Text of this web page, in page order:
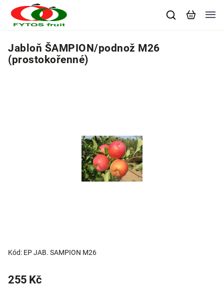
Jabloň ŠAMPION/podnož M26
(prostokořenné)
Kód: EP JAB. SAMPION M26
255 Kč